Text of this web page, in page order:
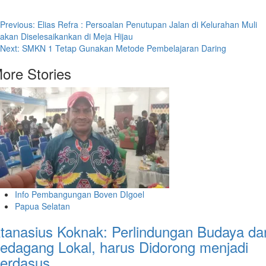
Post
navigation
Previous: Elias Refra : Persoalan Penutupan Jalan di Kelurahan Muli
akan Diselesaikankan di Meja Hijau
Next: SMKN 1 Tetap Gunakan Metode Pembelajaran Daring
Stories
Info Pembangungan Boven DIgoel
Papua Selatan
Koknak: Perlindungan Budaya
Lokal, harus Didorong menjadi